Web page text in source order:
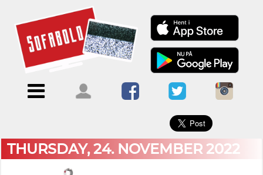
Menu
ForsideKalendere
Blogs
Om
Sofabold
Kontakt
bruger
×
THURSDAY, 24. NOVEMBER 2022